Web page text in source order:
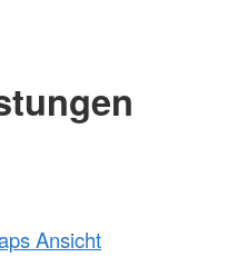
Ansicht